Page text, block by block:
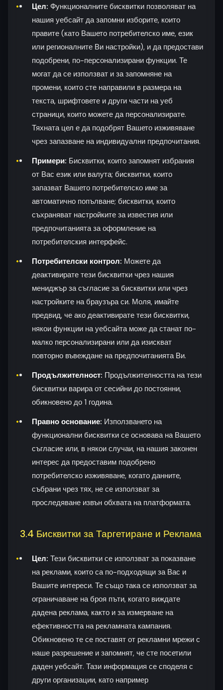
Цел: Функционалните бисквитки позволяват на
нашия уебсайт да запомни изборите, които
правите (като Вашето потребителско име, език
или регионалните Ви настройки), и да предостави
подобрени, по-персонализирани функции. Те
могат да се използват и за запомняне на
промени, които сте направили в размера на
текста, шрифтовете и други части на уеб
страници, които можете да персонализирате.
Тяхната цел е да подобрят Вашето изживяване
чрез запазване на индивидуални предпочитания.
Примери: Бисквитки, които запомнят избрания
от Вас език или валута; бисквитки, които
запазват Вашето потребителско име за
автоматично попълване; бисквитки, които
съхраняват настройките за известия или
предпочитанията за оформление на
потребителския интерфейс.
Потребителски контрол: Можете да
деактивирате тези бисквитки чрез нашия
мениджър за съгласие за бисквитки или чрез
настройките на браузъра си. Моля, имайте
предвид, че ако деактивирате тези бисквитки,
някои функции на уебсайта може да станат по-
малко персонализирани или да изискват
повторно въвеждане на предпочитанията Ви.
Продължителност: Продължителността на тези
бисквитки варира от сесийни до постоянни,
обикновено до 1 година.
Правно основание: Използването на
функционални бисквитки се основава на Вашето
съгласие или, в някои случаи, на нашия законен
интерес да предоставим подобрено
потребителско изживяване, когато данните,
събрани чрез тях, не се използват за
проследяване извън обхвата на платформата.
3.4 Бисквитки за Таргетиране и Реклама
Цел: Тези бисквитки се използват за показване
на реклами, които са по-подходящи за Вас и
Вашите интереси. Те също така се използват за
ограничаване на броя пъти, когато виждате
дадена реклама, както и за измерване на
ефективността на рекламната кампания.
Обикновено те се поставят от рекламни мрежи с
наше разрешение и запомнят, че сте посетили
даден уебсайт. Тази информация се споделя с
други организации, като например